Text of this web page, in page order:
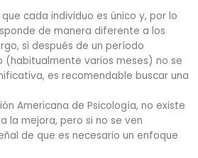
cada individuo es único y, por lo
de manera diferente a los
si después de un período
(habitualmente varios meses) no se
es recomendable buscar una
Americana de Psicología, no existe
la mejora, pero si no se ven
de que es necesario un enfoque